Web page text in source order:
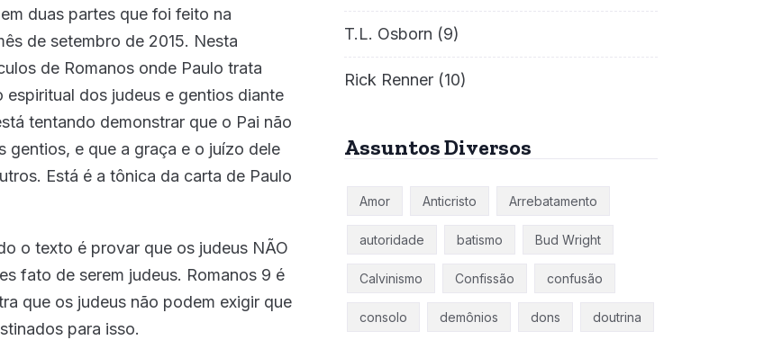
dos Homens?
do Caráter de Deus Ensinada AtualmenteEpisode
duas partes que foi feito na
de setembro de 2015. Nesta
de Romanos onde Paulo trata
dos judeus e gentios diante
tentando demonstrar que o Pai não
gentios, e que a graça e o juízo dele
Está é a tônica da carta de Paulo
o texto é provar que os judeus NÃO
fato de serem judeus. Romanos 9 é
que os judeus não podem exigir que
para isso.
T.L. Osborn (9)
Rick Renner (10)
Assuntos Diversos
Amor Anticristo Arrebatamento
autoridade batismo Bud Wright
Calvinismo Confissão confusão
consolo demônios dons doutrina